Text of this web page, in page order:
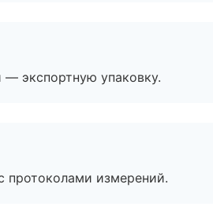
экспортную упаковку.
протоколами измерений.